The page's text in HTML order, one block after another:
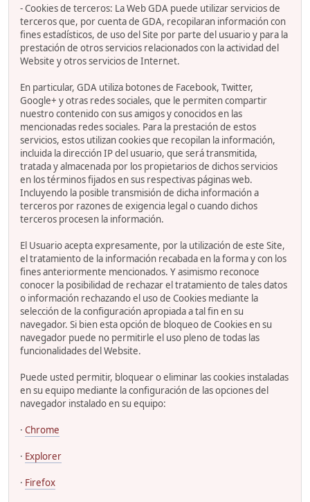
- Cookies de terceros: La Web GDA puede utilizar servicios de
terceros que, por cuenta de GDA, recopilaran información con
fines estadísticos, de uso del Site por parte del usuario y para la
prestación de otros servicios relacionados con la actividad del
Website y otros servicios de Internet.
En particular, GDA utiliza botones de Facebook, Twitter,
Google+ y otras redes sociales, que le permiten compartir
nuestro contenido con sus amigos y conocidos en las
mencionadas redes sociales. Para la prestación de estos
servicios, estos utilizan cookies que recopilan la información,
incluida la dirección IP del usuario, que será transmitida,
tratada y almacenada por los propietarios de dichos servicios
en los términos fijados en sus respectivas páginas web.
Incluyendo la posible transmisión de dicha información a
terceros por razones de exigencia legal o cuando dichos
terceros procesen la información.
El Usuario acepta expresamente, por la utilización de este Site,
el tratamiento de la información recabada en la forma y con los
fines anteriormente mencionados. Y asimismo reconoce
conocer la posibilidad de rechazar el tratamiento de tales datos
o información rechazando el uso de Cookies mediante la
selección de la configuración apropiada a tal fin en su
navegador. Si bien esta opción de bloqueo de Cookies en su
navegador puede no permitirle el uso pleno de todas las
funcionalidades del Website.
Puede usted permitir, bloquear o eliminar las cookies instaladas
en su equipo mediante la configuración de las opciones del
navegador instalado en su equipo:
· Chrome
· Explorer
· Firefox